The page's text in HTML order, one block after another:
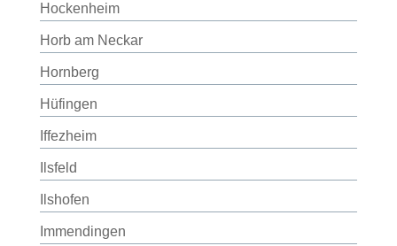
Hockenheim
Horb am Neckar
Hornberg
Hüfingen
Iffezheim
Ilsfeld
Ilshofen
Immendingen